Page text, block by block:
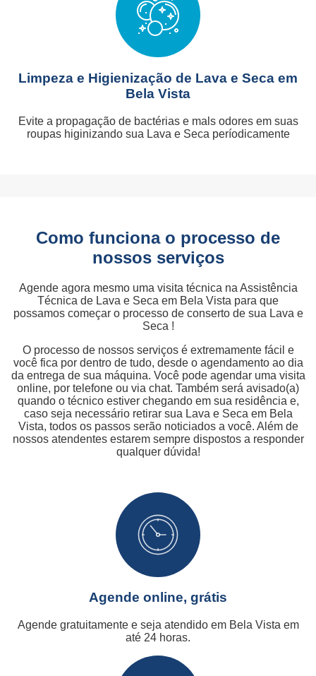
Limpeza e Higienização de Lava e Seca em
Bela Vista
Evite a propagação de bactérias e mals odores em suas
roupas higinizando sua Lava e Seca períodicamente
Como funciona o processo de
nossos serviços
Agende agora mesmo uma visita técnica na Assistência
Técnica de Lava e Seca em Bela Vista para que
possamos começar o processo de conserto de sua Lava e
Seca !
O processo de nossos serviços é extremamente fácil e
você fica por dentro de tudo, desde o agendamento ao dia
da entrega de sua máquina. Você pode agendar uma visita
online, por telefone ou via chat. Também será avisado(a)
quando o técnico estiver chegando em sua residência e,
caso seja necessário retirar sua Lava e Seca em Bela
Vista, todos os passos serão noticiados a você. Além de
nossos atendentes estarem sempre dispostos a responder
qualquer dúvida!
Agende online, grátis
Agende gratuitamente e seja atendido em Bela Vista em
até 24 horas.